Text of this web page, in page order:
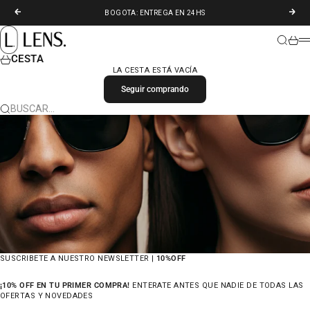
ANTERIOR
BOGOTA: ENTREGA EN 24HS
LENS. COLOMBIA
BUSCAR
CESTA
LA CESTA ESTÁ VACÍA
Seguir comprando
BUSCAR…
SUSCRIBETE A NUESTRO NEWSLETTER | 10%OFF
¡10% OFF EN TU PRIMER COMPRA! ENTERATE ANTES QUE NADIE DE TODAS LAS
OFERTAS Y NOVEDADES